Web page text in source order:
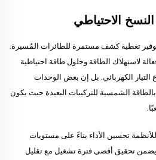
الاحتياطي
تغطية كشف مستمرة للطائرات المُسيرة.
لاستهلاك الطاقة وحلول طاقة احتياطية
التيار الكهربائي. بل إن بعض الوحدات
الشمسية للتركيبات البعيدة حيث يكون
للأنظمة تحسين الأداء بناءً على مستويات
يضمن تحقيق أقصى فترة تشغيل مع تقليل